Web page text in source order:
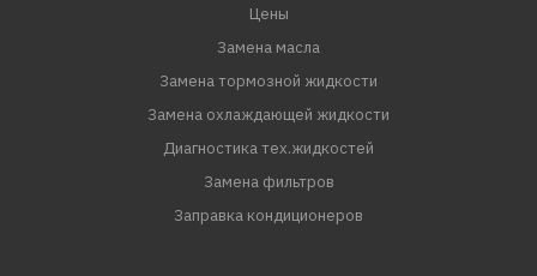
Цены
Замена масла
Замена тормозной жидкости
Замена охлаждающей жидкости
Диагностика тех.жидкостей
Замена фильтров
Заправка кондиционеров